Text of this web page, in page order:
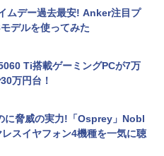
ムデー過去最安! Anker注目プ
デルを使ってみた
Ti搭載ゲーミングPCが7万
万円台！
に脅威の実力!「Osprey」Nobl
スイヤフォン4機種を一気に聴